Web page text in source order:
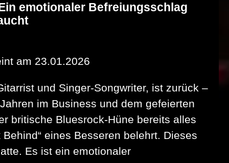
emotionaler Befreiungsschlag
am 23.01.2026
und Singer-Songwriter, ist zurück –
im Business und dem gefeierten
britische Bluesrock-Hüne bereits alles
eines Besseren belehrt. Dieses
Es ist ein emotionaler